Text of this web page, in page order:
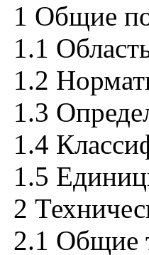
1 Общие
1.1
1.2
1.3
1.4
1.5
2
2.1 Общие